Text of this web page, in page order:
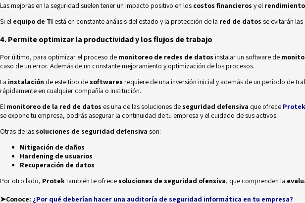
Las mejoras en la seguridad suelen tener un impacto positivo en los costos financieros y el rendimiento
Si el equipo de TI está en constante análisis del estado y la protección de la red de datos se evitarán
4. Permite optimizar la productividad y los flujos de trabajo
Por último, para optimizar el proceso de monitoreo de redes de datos instalar un software de
caso de un error. Además de un constante mejoramiento y optimización de los procesos.
La instalación de este tipo de softwares requiere de una inversión inicial y además de un período de
rápidamente en cualquier compañía o institución.
El monitoreo de la red de datos es una de las soluciones de seguridad defensiva que ofrece
se expone tu empresa, podrás asegurar la continuidad de tu empresa y el cuidado de sus activos.
Otras de las soluciones de seguridad defensiva son:
Mitigación de daños
Hardening de usuarios
Recuperación de datos
Por otro lado, Protektambién te ofrece soluciones de seguridad ofensiva, que comprenden la
➤Conoce: ¿Por qué deberían hacer una auditoría de seguridad informática en tu empresa?